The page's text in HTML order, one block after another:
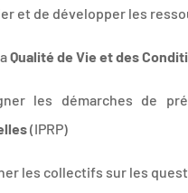
et de développer les
Qualité de Vie et des
les démarches de
(IPRP)
les collectifs sur les